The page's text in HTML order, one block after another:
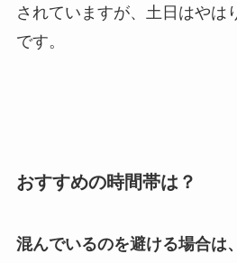
されていますが、土日はやは
です。
おすすめの時間帯は？
混んでいるのを避ける場合は、